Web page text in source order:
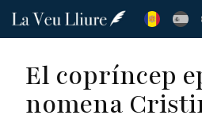
Vés
El copríncep
nomena